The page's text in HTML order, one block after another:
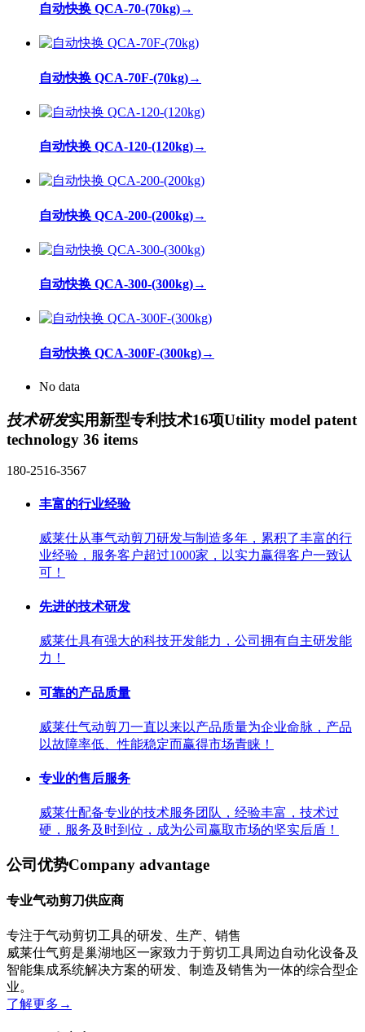
自动快换 QCA-70-(70kg)→
自动快换 QCA-70F-(70kg)→
自动快换 QCA-120-(120kg)→
自动快换 QCA-200-(200kg)→
自动快换 QCA-300-(300kg)→
自动快换 QCA-300F-(300kg)→
No data
技术研发实用新型专利技术16项Utility model patent
technology 36 items
180-2516-3567
丰富的行业经验
威莱仕从事气动剪刀研发与制造多年，累积了丰富的行
业经验，服务客户超过1000家，以实力赢得客户一致认
可！
先进的技术研发
威莱仕具有强大的科技开发能力，公司拥有自主研发能
力！
可靠的产品质量
威莱仕气动剪刀一直以来以产品质量为企业命脉，产品
以故障率低、性能稳定而赢得市场青睐！
专业的售后服务
威莱仕配备专业的技术服务团队，经验丰富，技术过
硬，服务及时到位，成为公司赢取市场的坚实后盾！
公司优势Company advantage
专业气动剪刀供应商
专注于气动剪切工具的研发、生产、销售
威莱仕气剪是巢湖地区一家致力于剪切工具周边自动化设备及
智能集成系统解决方案的研发、制造及销售为一体的综合型企
业。
了解更多 →